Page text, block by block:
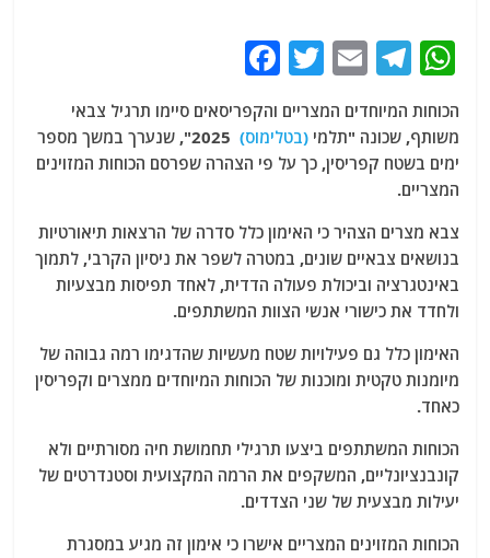
W
at
s
A
p
p
T
e
g
m
E
ai
l
T
itt
er
c
e
o
o
k
הכוחות המיוחדים המצריים והקפריסאים סיימו תרגיל צבאי
משותף, שכונה "תלמי (בטלימוס)
2025", שנערך במשך מספר
ימים בשטח קפריסין, כך על פי הצהרה שפרסם הכוחות המזוינים
המצריים.
צבא מצרים הצהיר כי האימון כלל סדרה של הרצאות תיאורטיות
בנושאים צבאיים שונים, במטרה לשפר את ניסיון הקרבי, לתמוך
באינטגרציה וביכולת פעולה הדדית, לאחד תפיסות מבצעיות
ולחדד את כישורי אנשי הצוות המשתתפים.
האימון כלל גם פעילויות שטח מעשיות שהדגימו רמה גבוהה של
מיומנות טקטית ומוכנות של הכוחות המיוחדים ממצרים וקפריסין
כאחד.
הכוחות המשתתפים ביצעו תרגילי תחמושת חיה מסורתיים ולא
קונבנציונליים, המשקפים את הרמה המקצועית וסטנדרטים של
יעילות מבצעית של שני הצדדים.
הכוחות המזוינים המצריים אישרו כי אימון זה מגיע במסגרת